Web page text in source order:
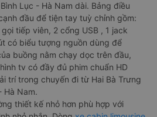
Lục - Hà Nam dài. Bảng điều
đầu để tiện tay tuỳ chỉnh gồm:
tiếp viên, 2 cổng USB , 1 jack
có biểu tượng nguồn dùng để
buồng nằm chạy dọc trên đầu,
tv có đầy đủ phim chuẩn HD
trí trong chuyến đi từ Hai Bà Trưng
Hà Nam.
thiết kế nhỏ hơn phù hợp với